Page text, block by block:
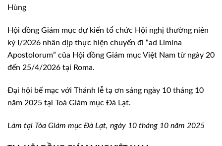
Hùng
Hội đồng Giám mục dự kiến tổ chức Hội nghị thường niên
kỳ I/2026 nhân dịp thực hiện chuyến đi “ad Limina
Apostolorum” của Hội đồng Giám mục Việt Nam từ ngày 20
đến 25/4/2026 tại Roma.
Đại hội bế mạc với Thánh lễ tạ ơn sáng ngày 10 tháng 10
năm 2025 tại Toà Giám mục Đà Lạt.
Làm tại Tòa Giám mục Đà Lạt, ngày 10 tháng 10 năm 2025